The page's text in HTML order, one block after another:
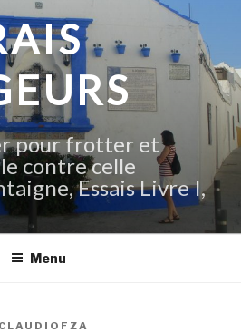
pour frotter et
contre celle
Essais Livre I,
Menu
CLAUDIOFZA